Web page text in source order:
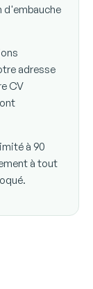
d'embauche
adresse
CV
à 90
à tout